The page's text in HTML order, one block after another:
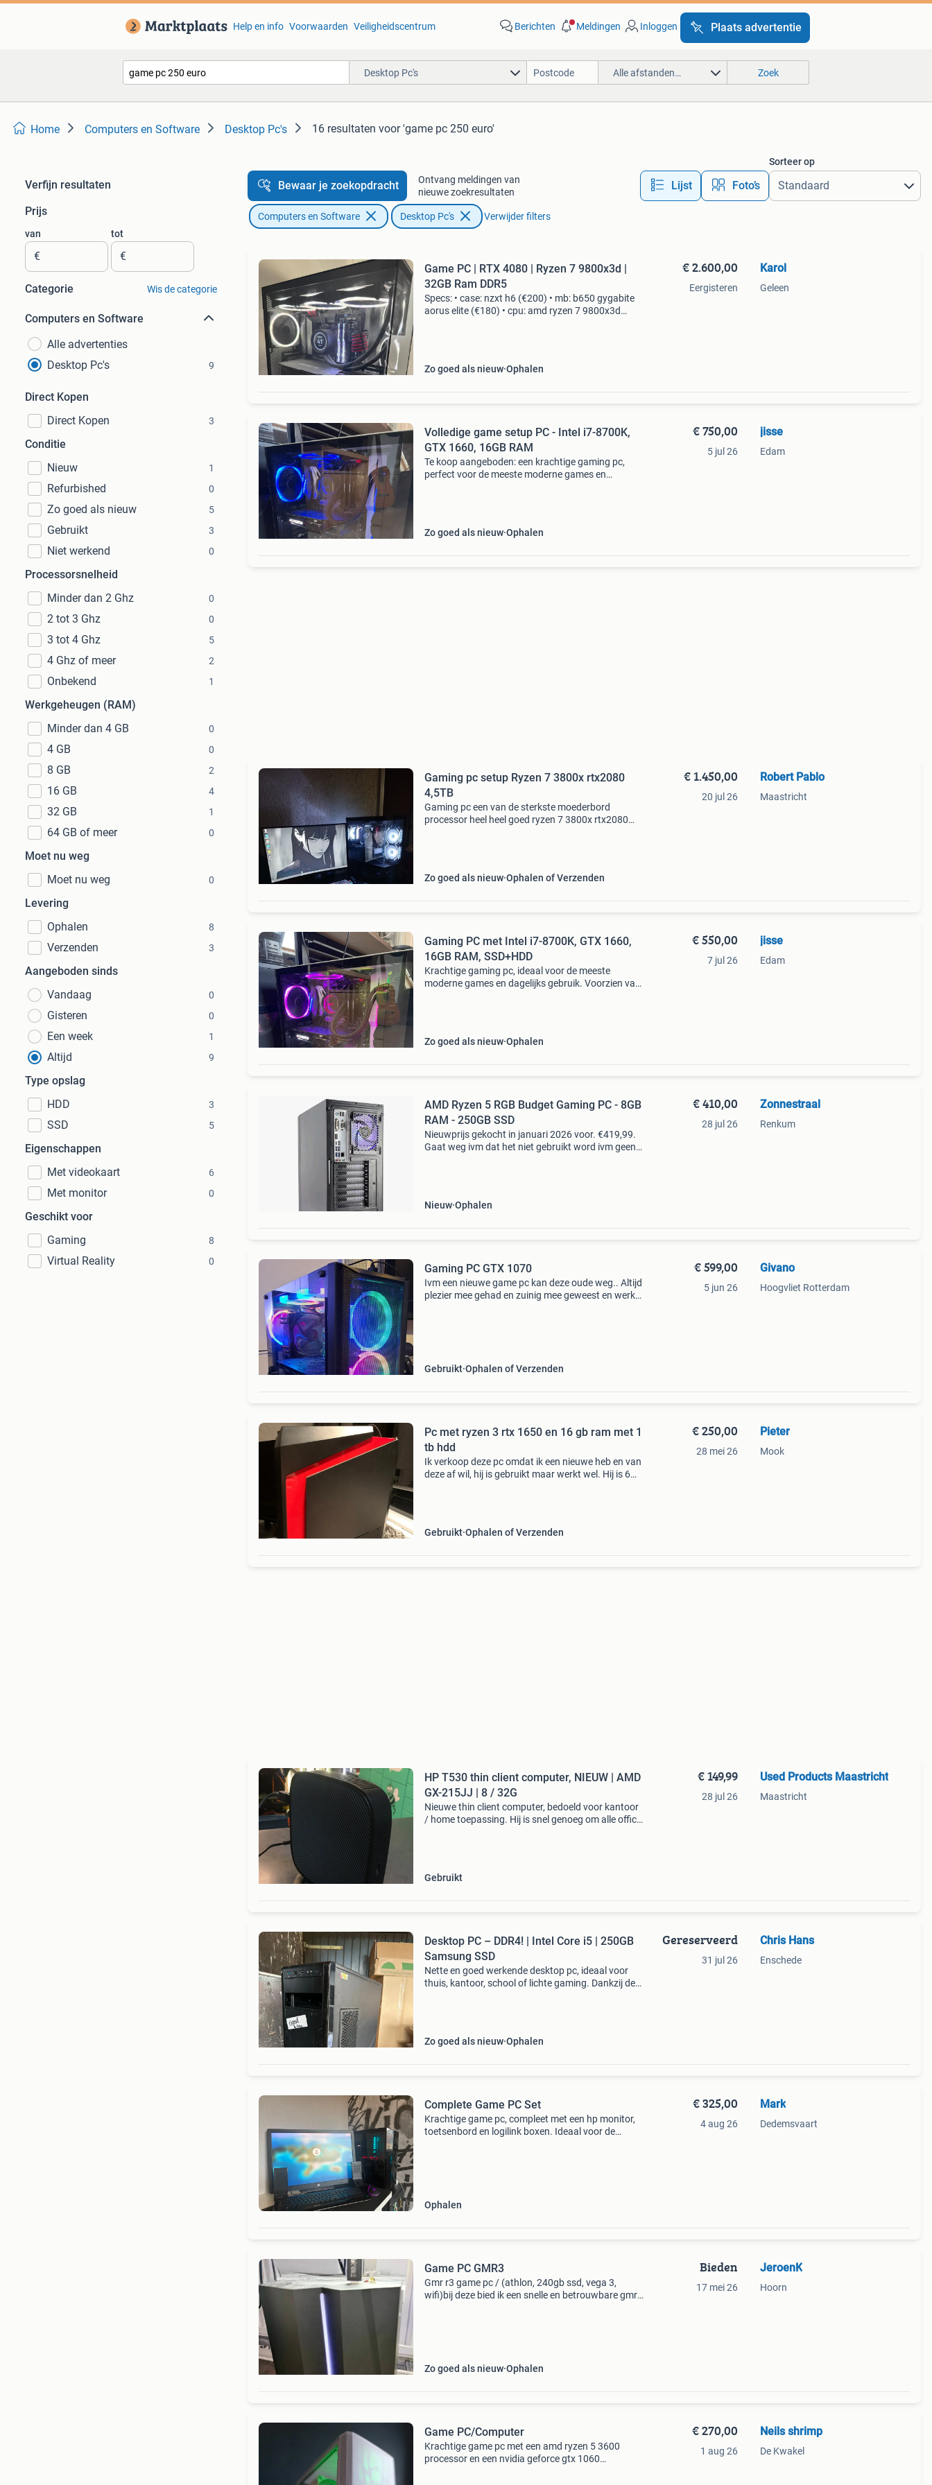
Help en info Voorwaarden Veiligheidscentrum Berichten Meldingen Inloggen Plaats advertentie
Desktop Pc's Alle afstanden… Zoek
Home Computers en Software Desktop Pc's 16 resultaten voor 'game pc 250 euro'
Verfijn resultaten
Prijs
van
€
tot
€
Categorie Wis de categorie
Computers en Software
Alle advertenties
Desktop Pc's
9
Direct Kopen
Direct Kopen
3
Conditie
Nieuw
1
Refurbished 0
Zo goed als nieuw 5
Gebruikt 3
Niet werkend 0
Processorsnelheid
Minder dan 2 Ghz
0
2 tot 3 Ghz 0
3 tot 4 Ghz 5
4 Ghz of meer 2
Onbekend 1
Werkgeheugen (RAM)
Minder dan 4 GB
0
4 GB 0
8 GB 2
16 GB 4
32 GB 1
64 GB of meer 0
Moet nu weg
Moet nu weg
0
Levering
Ophalen
8
Verzenden 3
Aangeboden sinds
Vandaag
0
Gisteren 0
Een week 1
Altijd 9
Type opslag
HDD
3
SSD 5
Eigenschappen
Met videokaart
6
Met monitor 0
Geschikt voor
Gaming
8
Virtual Reality 0
Bewaar je zoekopdracht
Ontvang meldingen van
nieuwe zoekresultaten
Lijst Foto’s
Sorteer op
Computers en Software Desktop Pc's Verwijder filters
Game PC | RTX 4080 | Ryzen 7 9800x3d |
32GB Ram DDR5
Specs: • case: nzxt h6 (€200) • mb: b650 gygabite
aorus elite (€180) • cpu: amd ryzen 7 9800x3d
Zo goed als nieuw Ophalen
€ 2.600,00
Eergisteren
Karol
Geleen
Volledige game setup PC - Intel i7-8700K,
GTX 1660, 16GB RAM
Te koop aangeboden: een krachtige gaming pc,
perfect voor de meeste moderne games en
Zo goed als nieuw Ophalen
€ 750,00
5 jul 26
jisse
Edam
Gaming pc setup Ryzen 7 3800x rtx2080
4,5TB
Gaming pc een van de sterkste moederbord
processor heel heel goed ryzen 7 3800x rtx2080
Zo goed als nieuw Ophalen of Verzenden
€ 1.450,00
20 jul 26
Robert Pablo
Maastricht
Gaming PC met Intel i7-8700K, GTX 1660,
16GB RAM, SSD+HDD
Krachtige gaming pc, ideaal voor de meeste
moderne games en dagelijks gebruik. Voorzien van
Zo goed als nieuw Ophalen
€ 550,00
7 jul 26
jisse
Edam
AMD Ryzen 5 RGB Budget Gaming PC - 8GB
RAM - 250GB SSD
Nieuwprijs gekocht in januari 2026 voor. €419,99.
Gaat weg ivm dat het niet gebruikt word ivm geen
Nieuw Ophalen
€ 410,00
28 jul 26
Zonnestraal
Renkum
Gaming PC GTX 1070
Ivm een nieuwe game pc kan deze oude weg.. Altijd
plezier mee gehad en zuinig mee geweest en werkt
Gebruikt Ophalen of Verzenden
€ 599,00
5 jun 26
Givano
Hoogvliet Rotterdam
Pc met ryzen 3 rtx 1650 en 16 gb ram met 1
tb hdd
Ik verkoop deze pc omdat ik een nieuwe heb en van
deze af wil, hij is gebruikt maar werkt wel. Hij is 6
Gebruikt Ophalen of Verzenden
€ 250,00
28 mei 26
Pieter
Mook
HP T530 thin client computer, NIEUW | AMD
GX-215JJ | 8 / 32G
Nieuwe thin client computer, bedoeld voor kantoor
/ home toepassing. Hij is snel genoeg om alle office
Gebruikt
€ 149,99
28 jul 26
Used Products Maastricht
Maastricht
Desktop PC – DDR4! | Intel Core i5 | 250GB
Samsung SSD
Nette en goed werkende desktop pc, ideaal voor
thuis, kantoor, school of lichte gaming. Dankzij de
Zo goed als nieuw Ophalen
Gereserveerd
31 jul 26
Chris Hans
Enschede
Complete Game PC Set
Krachtige game pc, compleet met een hp monitor,
toetsenbord en logilink boxen. Ideaal voor de
Ophalen
€ 325,00
4 aug 26
Mark
Dedemsvaart
Game PC GMR3
Gmr r3 game pc / (athlon, 240gb ssd, vega 3,
wifi)bij deze bied ik een snelle en betrouwbare gmr
Zo goed als nieuw Ophalen
Bieden
17 mei 26
JeroenK
Hoorn
Game PC/Computer
Krachtige game pc met een amd ryzen 5 3600
processor en een nvidia geforce gtx 1060
€ 270,00
1 aug 26
Neils shrimp
De Kwakel